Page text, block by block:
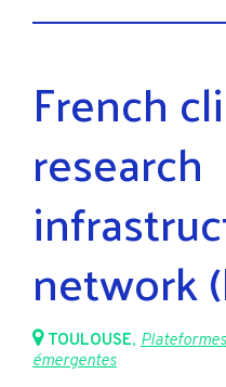
French
research
network
TOULOUSE,
émergentes